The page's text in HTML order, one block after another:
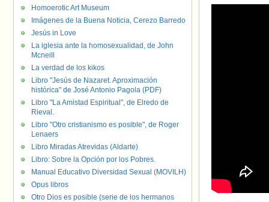
Homoerotic Art Museum
Imágenes de la Buena Noticia, Cerezo Barredo
Jesús in Love
La iglesia ante la homosexualidad, de John
Mcneill
La verdad de los kikos
Libro "Jesús de Nazaret. Aproximación
histórica" de José Antonio Pagola (PDF)
Libro "La Amistad Espiritual", de Elredo de
Rieval.
Libro "Otro cristianismo es posible", de Roger
Lenaers
Libro Miradas Atrevidas (Aldarte)
Libro: Sobre la Opción por los Pobres.
Manual Educativo Diversidad Sexual (MOVILH)
Opus libros
Otro Dios es posible (serie de los hermanos